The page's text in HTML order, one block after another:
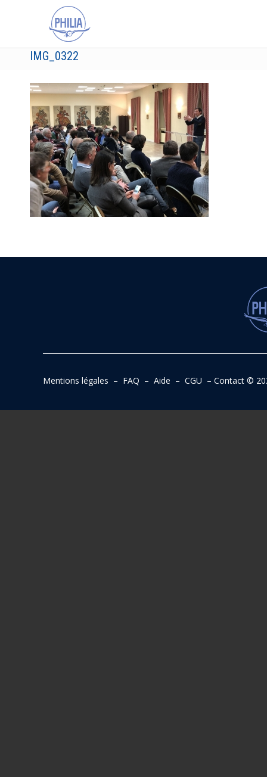
IMG_0322
Mentions légales – FAQ – Aide – CGU – Contact©